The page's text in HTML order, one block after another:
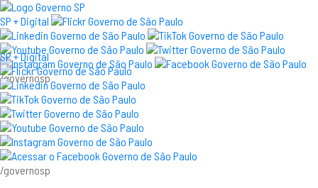
SP + Digital
/governosp
SP + Digital
/governosp
×
visite
exposições e eventos
acervo e pesquisa